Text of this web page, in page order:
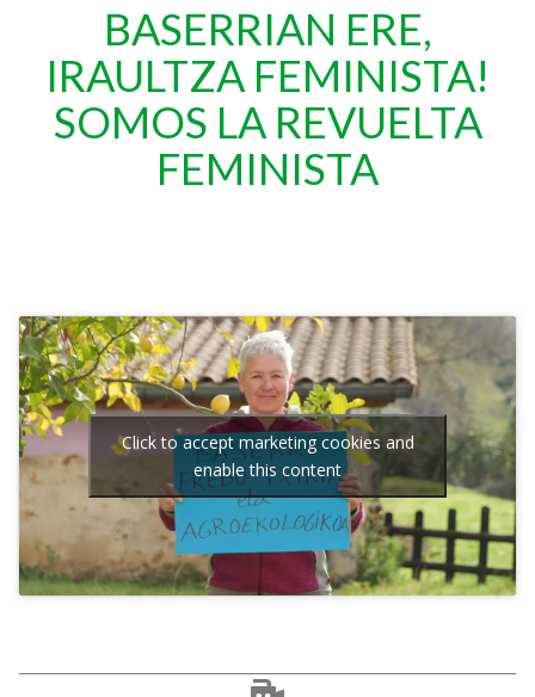
BASERRIAN ERE,
IRAULTZA FEMINISTA!
SOMOS LA REVUELTA
FEMINISTA
Click to accept marketing cookies and
enable this content